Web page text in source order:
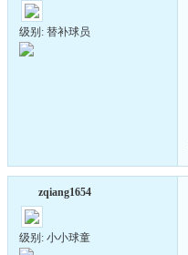
级别: 替补球员
zqiang1654
级别: 小小球童